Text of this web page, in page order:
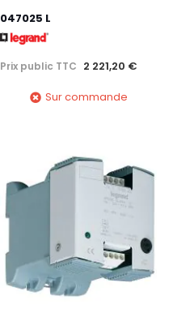
047025 L
Prix public TTC 2 221,20 €
Sur commande